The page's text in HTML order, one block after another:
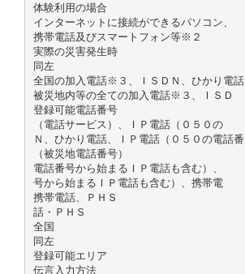
体験利用の場合
インターネットに接続ができるパソコン、
携帯電話及びスマートフォン等※２
実際の災害発生時
同左
全国の加入電話※３、ＩＳＤＮ、ひかり電話
被災地内等の全ての加入電話※３、ＩＳＤ
登録可能電話番号
（電話サービス）、ＩＰ電話（０５０の
Ｎ、ひかり電話、ＩＰ電話（０５０の電話番
（被災地電話番号）
電話番号から始まるＩＰ電話も含む）、
号から始まるＩＰ電話も含む）、携帯電
携帯電話、ＰＨＳ
話・ＰＨＳ
全国
同左
登録可能エリア
伝言入力方法